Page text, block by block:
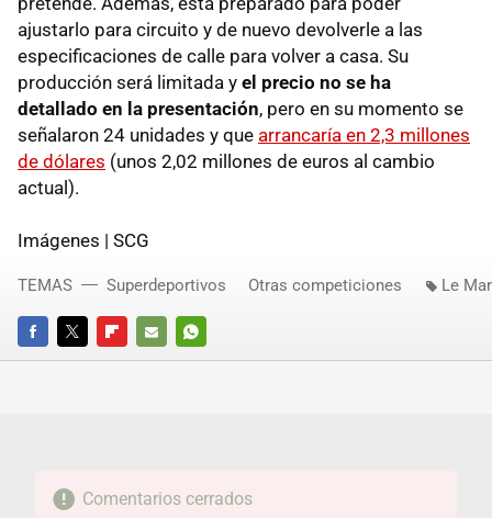
ajustarlo para circuito y de nuevo devolverle a las
especificaciones de calle para volver a casa. Su
producción será limitada y el precio no se ha
detallado en la presentación, pero en su momento se
señalaron 24 unidades y que arrancaría en 2,3 millones
de dólares (unos 2,02 millones de euros al cambio
actual).
Imágenes | SCG
FACEBOOKTWITTERFLIPBOARD
E-
WHATSAPP
TEMAS Superdeportivos Otras competiciones Le
Comentarios cerrados